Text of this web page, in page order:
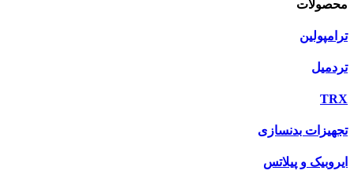
محصولات
ترامپولین
تردمیل
TRX
تجهیزات بدنسازی
ایروبیک و پیلاتس